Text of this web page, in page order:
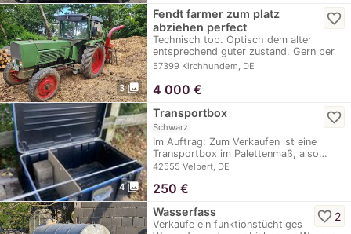
3 photo_library
Fendt farmer zum platz
abziehen perfect
Technisch top. Optisch dem alter
entsprechend guter zustand. Gern per
wa 01752427688
57399 Kirchhundem, DE
favorite_border
4 000 €
4 photo_library
Transportbox
Schwarz
Im Auftrag: Zum Verkaufen ist eine
Transportbox im Palettenmaß, also…
42555 Velbert, DE
favorite_border
250 €
Wasserfass
Verkaufe ein funktionstüchtiges
favorite_border 2